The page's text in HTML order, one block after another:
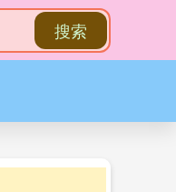
搜索